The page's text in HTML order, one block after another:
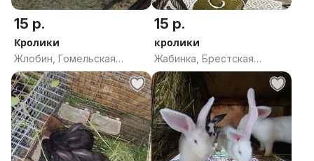
15 р.
Кролики
Жлобин, Гомельская
область
15 р.
кролики
Жабинка, Брестская
область